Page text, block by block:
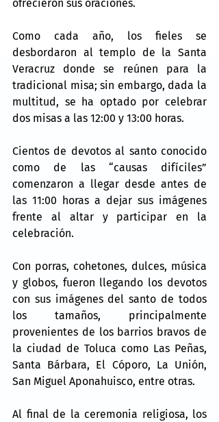
ofrecieron sus oraciones.
Como cada año, los fieles se
desbordaron al templo de la Santa
Veracruz donde se reúnen para la
tradicional misa; sin embargo, dada la
multitud, se ha optado por celebrar
dos misas a las 12:00 y 13:00 horas.
Cientos de devotos al santo conocido
como de las “causas difíciles”
comenzaron a llegar desde antes de
las 11:00 horas a dejar sus imágenes
frente al altar y participar en la
celebración.
Con porras, cohetones, dulces, música
y globos, fueron llegando los devotos
con sus imágenes del santo de todos
los tamaños, principalmente
provenientes de los barrios bravos de
la ciudad de Toluca como Las Peñas,
Santa Bárbara, El Cóporo, La Unión,
San Miguel Aponahuisco, entre otras.
Al final de la ceremonia religiosa, los